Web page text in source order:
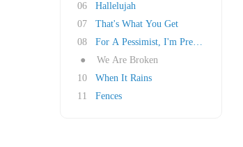
06
Hallelujah
07
That's What You Get
08
For A Pessimist, I'm Pretty Optimistic
●
We Are Broken
10
When It Rains
11
Fences